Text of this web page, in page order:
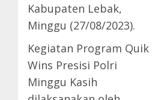
Kabupaten Lebak,
Minggu (27/08/2023).
Kegiatan Program Quik
Wins Presisi Polri
Minggu Kasih